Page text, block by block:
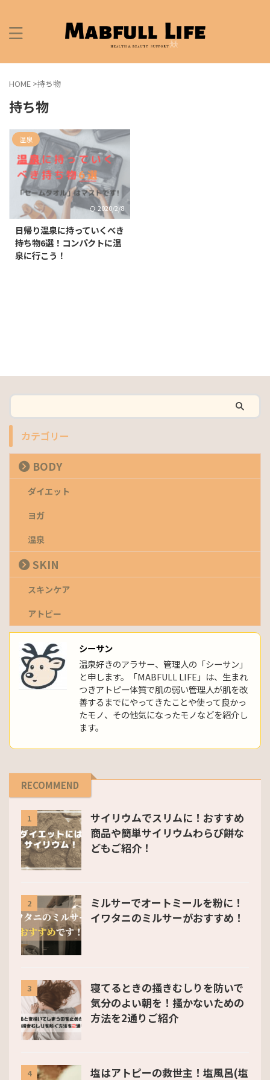
HOME >持ち物
持ち物
温泉
2020/2/8
日帰り温泉に持っていくべき
持ち物6選！コンパクトに温
泉に行こう！
カテゴリー
BODY
ダイエット
ヨガ
温泉
SKIN
スキンケア
アトピー
シーサン
温泉好きのアラサー、管理人の「シーサン」
と申します。「MABFULL LIFE」は、生まれ
つきアトピー体質で肌の弱い管理人が肌を改
善するまでにやってきたことや使って良かっ
たモノ、その他気になったモノなどを紹介し
ます。
RECOMMEND
1
サイリウムでスリムに！おすすめ
商品や簡単サイリウムわらび餅な
どもご紹介！
2
ミルサーでオートミールを粉に！
イワタニのミルサーがおすすめ！
3
寝てるときの掻きむしりを防いで
気分のよい朝を！掻かないための
方法を2通りご紹介
4 塩はアトピーの救世主！塩風呂(塩